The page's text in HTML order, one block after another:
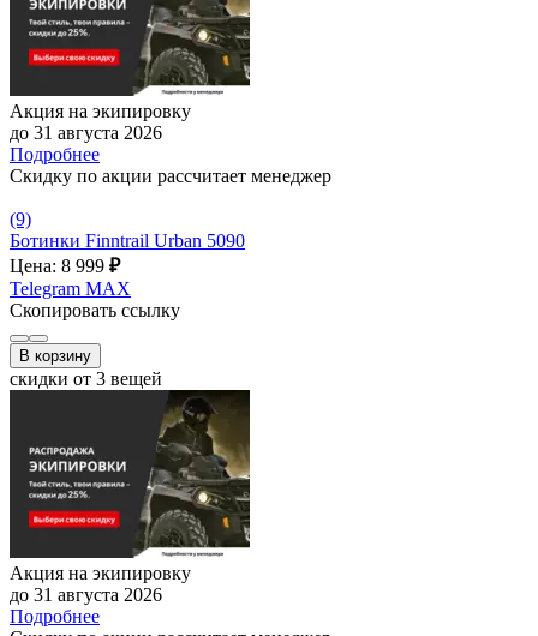
Акция на экипировку
до 31 августа 2026
Подробнее
Скидку по акции рассчитает менеджер
(9)
Ботинки Finntrail Urban 5090
Цена: 8 999 ₽
Telegram MAX
Скопировать ссылку
В корзину
скидки от 3 вещей
Акция на экипировку
до 31 августа 2026
Подробнее